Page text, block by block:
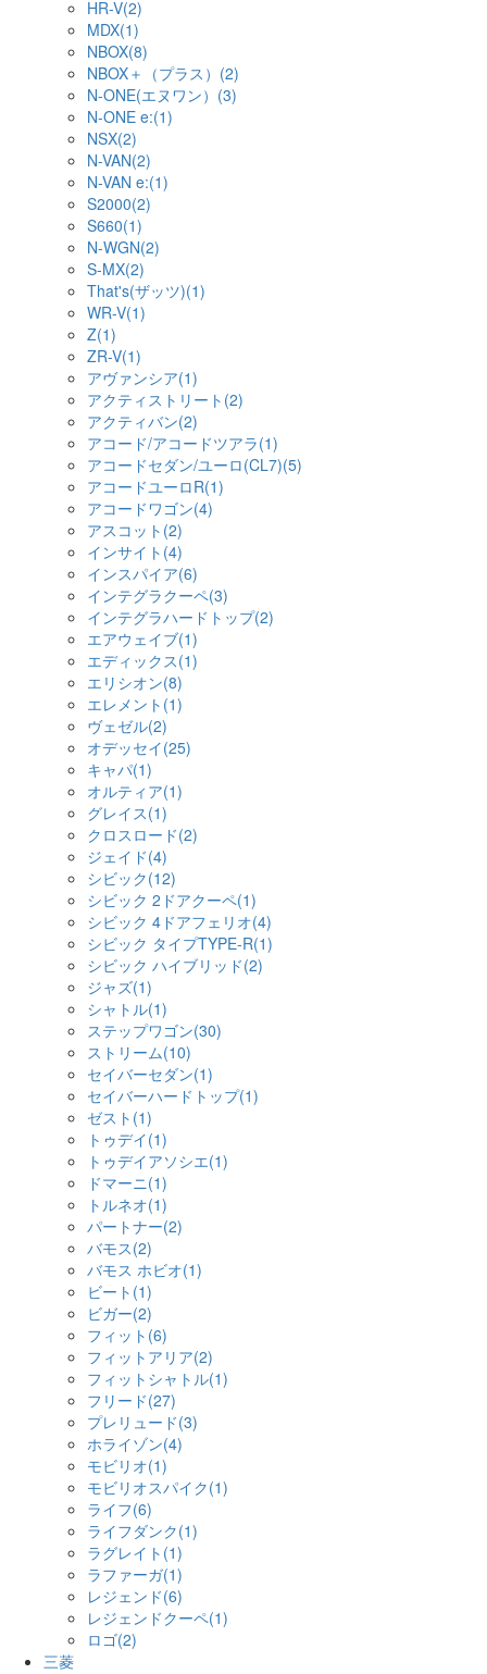
HR-V(2)
MDX(1)
NBOX(8)
NBOX＋（プラス）(2)
N-ONE(エヌワン）(3)
N-ONE e:(1)
NSX(2)
N-VAN(2)
N-VAN e:(1)
S2000(2)
S660(1)
N-WGN(2)
S-MX(2)
That's(ザッツ)(1)
WR-V(1)
Z(1)
ZR-V(1)
アヴァンシア(1)
アクティストリート(2)
アクティバン(2)
アコード/アコードツアラ(1)
アコードセダン/ユーロ(CL7)(5)
アコードユーロR(1)
アコードワゴン(4)
アスコット(2)
インサイト(4)
インスパイア(6)
インテグラクーペ(3)
インテグラハードトップ(2)
エアウェイブ(1)
エディックス(1)
エリシオン(8)
エレメント(1)
ヴェゼル(2)
オデッセイ(25)
キャパ(1)
オルティア(1)
グレイス(1)
クロスロード(2)
ジェイド(4)
シビック(12)
シビック 2ドアクーペ(1)
シビック 4ドアフェリオ(4)
シビック タイプTYPE-R(1)
シビック ハイブリッド(2)
ジャズ(1)
シャトル(1)
ステップワゴン(30)
ストリーム(10)
セイバーセダン(1)
セイバーハードトップ(1)
ゼスト(1)
トゥデイ(1)
トゥデイアソシエ(1)
ドマーニ(1)
トルネオ(1)
パートナー(2)
バモス(2)
バモス ホビオ(1)
ビート(1)
ビガー(2)
フィット(6)
フィットアリア(2)
フィットシャトル(1)
フリード(27)
プレリュード(3)
ホライゾン(4)
モビリオ(1)
モビリオスパイク(1)
ライフ(6)
ライフダンク(1)
ラグレイト(1)
ラファーガ(1)
レジェンド(6)
レジェンドクーペ(1)
ロゴ(2)
三菱